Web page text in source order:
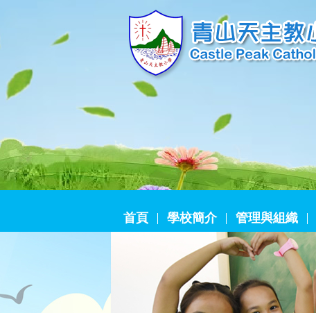
首頁 學校簡介 管理與組織